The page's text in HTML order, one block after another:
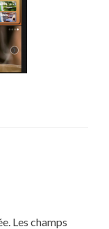
Les champs